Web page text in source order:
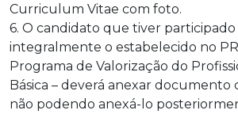
Curriculum Vitae com foto.
6. O candidato que tiver
integralmente o estabelecido no
Programa de Valorização do
Básica – deverá anexar documento
não podendo anexá-lo